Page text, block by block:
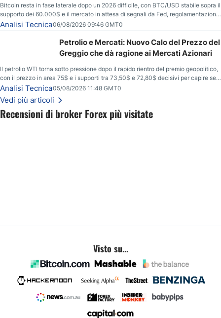
Recensioni di broker Forex più visitate
Bitcoin resta in fase laterale dopo un 2026 difficile, con BTC/USD stabile sopra il
supporto dei 60.000$ e il mercato in attesa di segnali da Fed, regolamentazione
USA ed elezioni di medio termine.
Analisi Tecnica06/08/2026 09:46 GMT0
Petrolio e Mercati: Nuovo Calo del Prezzo del
Greggio che dà ragione ai Mercati Azionari
Il petrolio WTI torna sotto pressione dopo il rapido rientro del premio geopolitico,
con il prezzo in area 75$ e i supporti tra 73,50$ e 72,80$ decisivi per capire se il
ribasso potrà estendersi verso quota 70$.
Analisi Tecnica05/08/2026 11:48 GMT0
Vedi più articoli
Visto su...